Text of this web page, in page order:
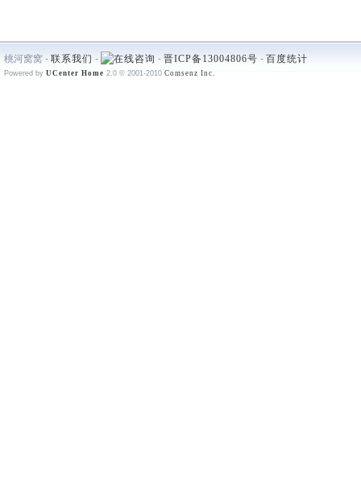
桃河窝窝 - 联系我们 - - 晋ICP备13004806号 - 百度统计
Powered by UCenter Home 2.0 © 2001-2010 Comsenz Inc.